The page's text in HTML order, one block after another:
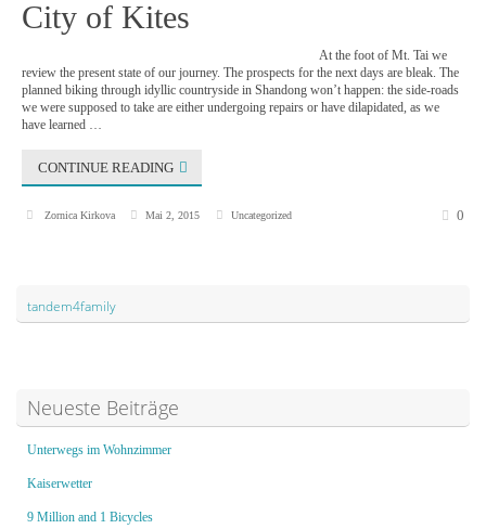
City of Kites
At the foot of Mt. Tai we
review the present state of our journey. The prospects for the next days are bleak. The
planned biking through idyllic countryside in Shandong won’t happen: the side-roads
we were supposed to take are either undergoing repairs or have dilapidated, as we
have learned …
CONTINUE READING
Zornica Kirkova Mai 2, 2015 Uncategorized 0
tandem4family
Neueste Beiträge
Unterwegs im Wohnzimmer
Kaiserwetter
9 Million and 1 Bicycles